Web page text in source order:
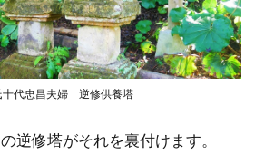
十代忠昌夫婦 逆修供養塔
逆修塔がそれを裏付けます。